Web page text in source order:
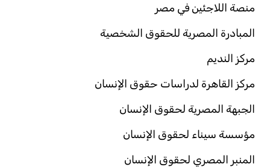
منصة اللاجئين في مصر
المبادرة المصرية للحقوق الشخصية
مركز النديم
مركز القاهرة لدراسات حقوق الإنسان
الجبهة المصرية لحقوق الإنسان
مؤسسة سيناء لحقوق الإنسان
المنبر المصري لحقوق الإنسان